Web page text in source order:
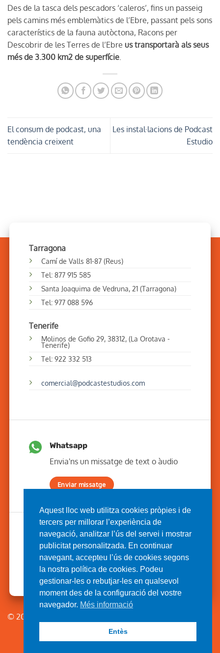
Des de la tasca dels pescadors ‘caleros’, fins un passeig
pels camins més emblemàtics de l’Ebre, passant pels sons
característics de la fauna autòctona, Racons per
Descobrir de les Terres de l’Ebre us transportarà als seus
més de 3.300 km2 de superfície
El consum de podcast, una
tendència creixent
Les instal·lacions de Podcast
Estudio
Tarragona
Camí de Valls 81-87 (Reus)
Tel: 877 915 585
Santa Joaquima de Vedruna, 21 (Tarragona)
Tel: 977 088 596
Tenerife
Molinos de Gofio 29, 38312, (La Orotava -
Tenerife)
Tel: 922 332 513
comercial@podcastestudios.com
Whatsapp
Envia'ns un missatge de text o àudio
Enviar missatge
© 2026
Aquest lloc web utilitza cookies pròpies i de
tercers per millorar l’experiència de
navegació, analitzar l’ús del servei i mostrar
publicitat personalitzada. En continuar
navegant, accepteu l’ús de cookies segons
la nostra política de cookies. Podeu
gestionar-les o rebutjar-les en qualsevol
moment des de la configuració del vostre
navegador. Més informació
Entès